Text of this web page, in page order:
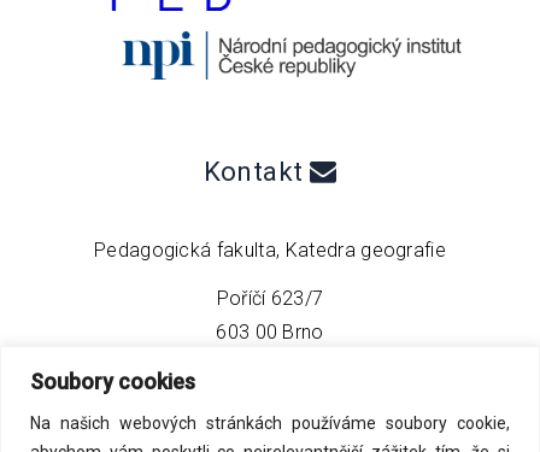
Soubory cookies
Na našich webových stránkách používáme soubory cookie,
Kontakt
Pedagogická fakulta, Katedra geografie
Poříčí 623/7
603 00 Brno
telefon:
email:info@geo4tea.com